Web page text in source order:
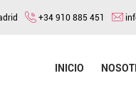
+34 910 885 451
INICIO